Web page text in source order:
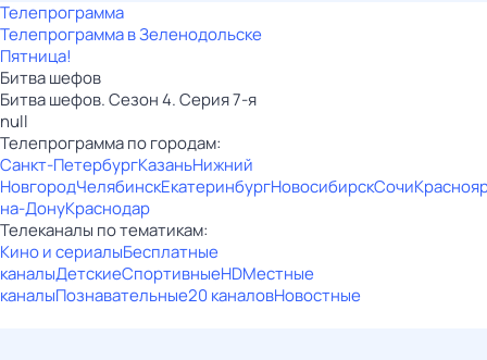
Телепрограмма
Телепрограмма в Зеленодольске
Пятница!
Битва шефов
Битва шефов. Сезон 4. Серия 7-я
null
Телепрограмма по городам:
Санкт-ПетербургКазаньНижний
НовгородЧелябинскЕкатеринбургНовосибирскСочи
на-ДонуКраснодар
Телеканалы по тематикам:
Кино и сериалыБесплатные
каналыДетскиеСпортивныеHDМестные
каналыПознавательные20 каналовНовостные